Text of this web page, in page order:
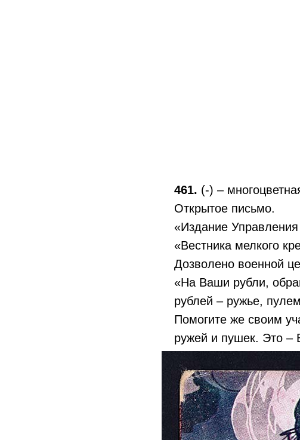
461. (-) –
Открытое письмо.
«Издание
«Вестника мелкого
Дозволено военной
«На Ваши рубли,
рублей – ружье,
Помогите же своим
ружей и пушек. Это –